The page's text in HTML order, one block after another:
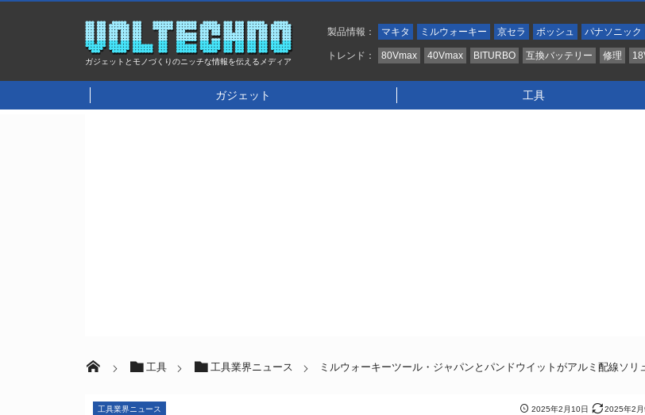
ガジェットとモノづくりのニッチな情報を伝えるメディア
製品情報： マキタ ミルウォーキー 京セラ ボッシュ パナソニック
トレンド： 80Vmax 40Vmax BITURBO 互換バッテリー 修理
ガジェット 工具
工具 工具業界ニュース ミルウォーキーツール・ジャパンとパンドウイットがアルミ配線ソ
2025年2月10日 2025年2月
工具業界ニュース